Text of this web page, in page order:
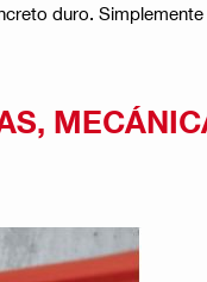
duro.